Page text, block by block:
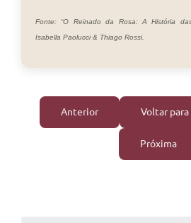
Fonte: “O Reinado da Rosa: A História
Isabella Paolucci & Thiago Rossi.
Anterior Voltar
Próxima